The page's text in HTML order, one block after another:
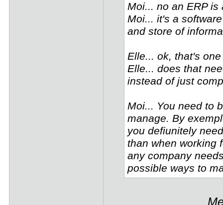
Moi... no an ERP
Moi... it's a
and store of
Elle... ok, that's
Elle... does that
instead of just
Moi... You need to
manage. By
you defiunitely
than when working
any company
possible ways to